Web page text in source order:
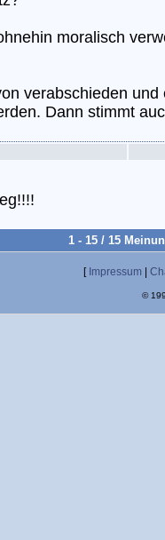
moralisch
verabschieden und
Dann stimmt
1 - 15 / 15
[ Impressum
©